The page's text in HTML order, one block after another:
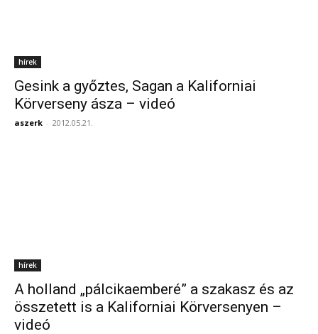
hírek
Gesink a győztes, Sagan a Kaliforniai
Körverseny ásza – videó
aszerk - 2012.05.21.
hírek
A holland „pálcikaemberé” a szakasz és az
összetett is a Kaliforniai Körversenyen –
videó